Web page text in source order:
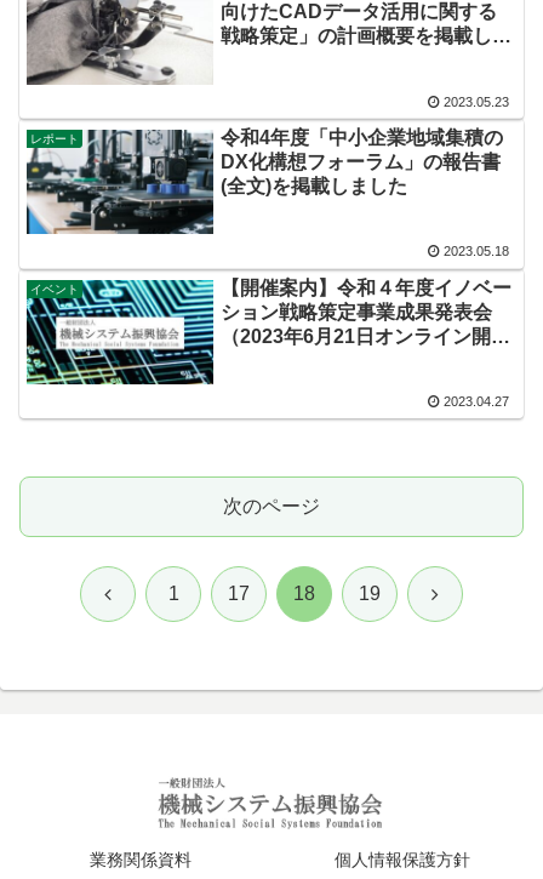
向けたCADデータ活用に関する
戦略策定」の計画概要を掲載しま
2023.05.23
レポート
令和4年度「中小企業地域集積の
DX化構想フォーラム」の報告書
(全文)を掲載しました
2023.05.18
イベント
【開催案内】令和４年度イノベー
ション戦略策定事業成果発表会
（2023年6月21日オンライン開
2023.04.27
次のページ
前 1 17 18 19 次
業務関係資料 個人情報保護方針